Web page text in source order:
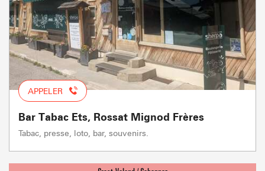
APPELER
Bar Tabac Ets, Rossat Mignod Frères
Tabac, presse, loto, bar, souvenirs.